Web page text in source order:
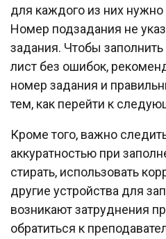
для каждого из них нужно
Номер подзадания не
задания. Чтобы
лист без ошибок,
номер задания и
тем, как перейти к
Кроме того, важно
аккуратностью при
стирать, использовать
другие устройства для
возникают затруднения
обратиться к